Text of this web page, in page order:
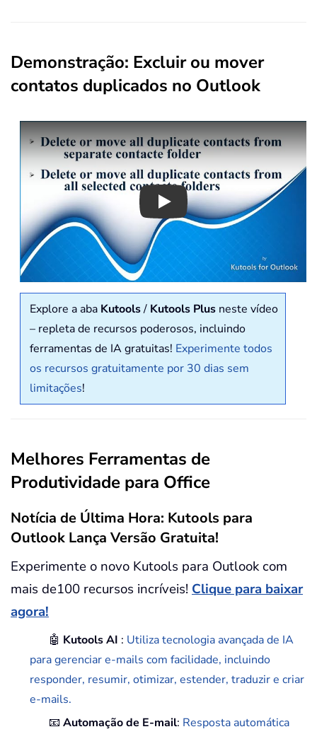
Demonstração: Excluir ou mover
contatos duplicados no Outlook
Play
Explore a aba Kutools/ Kutools Plus neste vídeo
– repleta de recursos poderosos, incluindo
ferramentas de IA gratuitas! Experimente todos
os recursos gratuitamente por 30 dias sem
limitações!
Melhores Ferramentas de
Produtividade para Office
Notícia de Última Hora: Kutools para
Outlook Lança Versão Gratuita!
Experimente o novo Kutools para Outlook com
mais de100 recursos incríveis! Clique para baixar
agora!
🤖 Kutools AI : Utiliza tecnologia avançada de IA
para gerenciar e-mails com facilidade, incluindo
responder, resumir, otimizar, estender, traduzir e criar
e-mails.
📧Automação de E-mail: Resposta automática